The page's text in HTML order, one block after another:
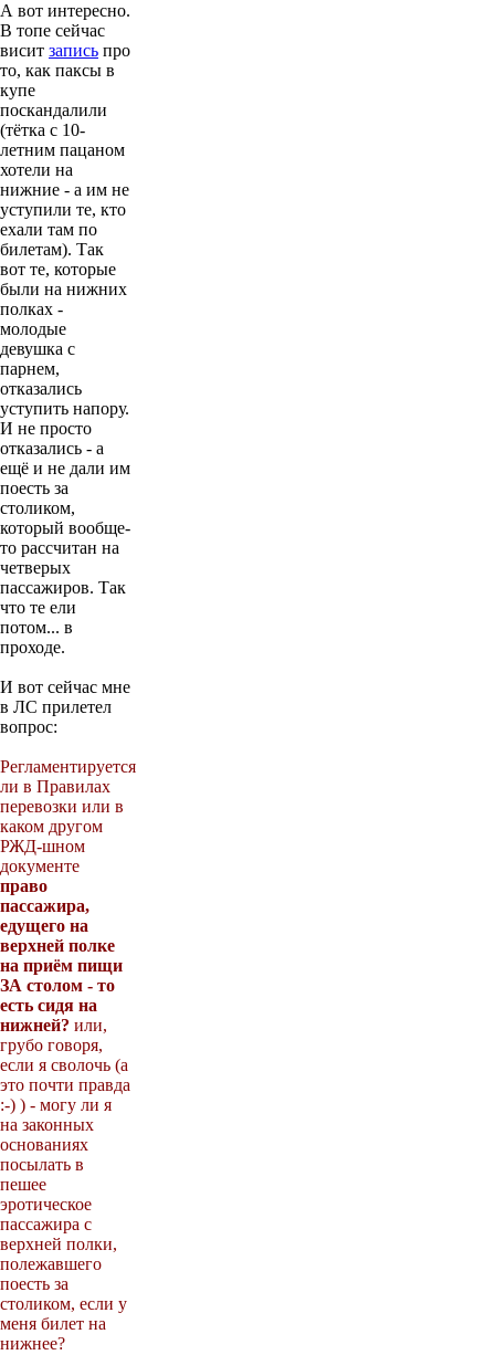
А вот интересно.
В топе сейчас
висит запись про
то, как паксы в
купе
поскандалили
(тётка с 10-
летним пацаном
хотели на
нижние - а им не
уступили те, кто
ехали там по
билетам). Так
вот те, которые
были на нижних
полках -
молодые
девушка с
парнем,
отказались
уступить напору.
И не просто
отказались - а
ещё и не дали им
поесть за
столиком,
который вообще-
то рассчитан на
четверых
пассажиров. Так
что те ели
потом... в
проходе.
И вот сейчас мне
в ЛС прилетел
вопрос:
Регламентируется
ли в Правилах
перевозки или в
каком другом
РЖД-шном
документе
право
пассажира,
едущего на
верхней полке
на приём пищи
ЗА столом - то
есть сидя на
нижней? или,
грубо говоря,
если я сволочь (а
это почти правда
:-) ) - могу ли я
на законных
основаниях
посылать в
пешее
эротическое
пассажира с
верхней полки,
полежавшего
поесть за
столиком, если у
меня билет на
нижнее?